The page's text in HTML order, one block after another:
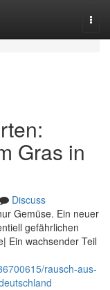
Gras in
Discuss
Gemüse. Ein neuer
gefährlichen
Ein wachsender Teil
rausch-aus-